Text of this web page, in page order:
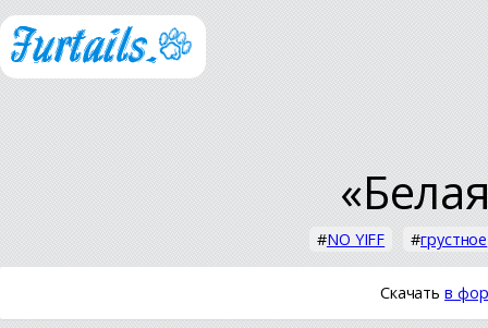
#NO YIFF #грустное
Скачатьв